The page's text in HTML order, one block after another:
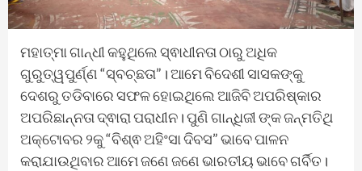
ମହାତ୍ମା ଗାନ୍ଧୀ କହୁଥିଲେ ସ୍ଵାଧୀନତା ଠାରୁ ଅଧିକ
ଗୁରୁତ୍ୱପୁର୍ଣ୍ଣ “ସ୍ବଚ୍ଛତା”। ଆମେ ବିଦେଶୀ ସାସକଙ୍କୁ
ଦେଶରୁ ତଡିବାରେ ସଫଳ ହୋଇଥିଲେ ଆଜିବି ଅପରିଷ୍କାର
ଅପରିଛାନ୍ନତା ଦ୍ଵାରା ପରାଧୀନ। ପୁଣି ଗାନ୍ଧିଜୀ ଙ୍କ ଜନ୍ମତିଥି
ଅକ୍ଟୋବର ୨କୁ “ବିଶ୍ଵ ଅହିଂସା ଦିବସ” ଭାବେ ପାଳନ
କରାଯାଉଥିବାର ଆମେ ଜଣେ ଜଣେ ଭାରତୀୟ ଭାବେ ଗର୍ବିତ।